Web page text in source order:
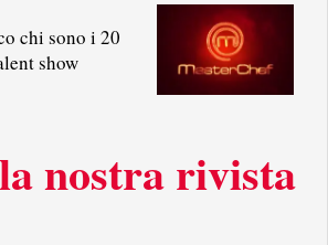
chi sono i 20
show
nostra rivista